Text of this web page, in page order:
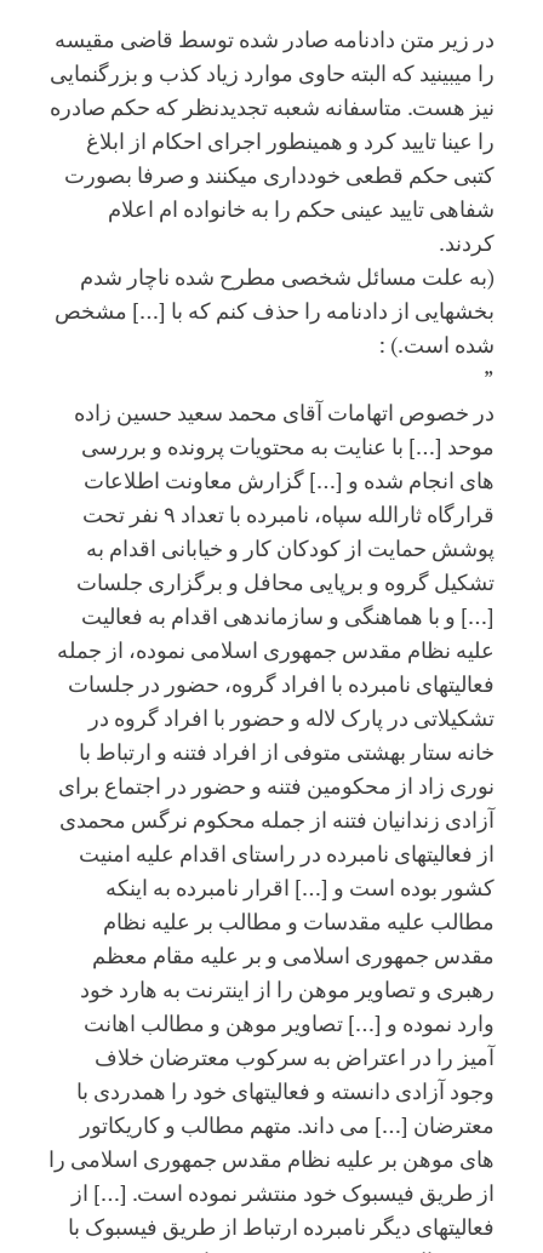
در زیر متن دادنامه صادر شده توسط قاضی مقیسه
را میبینید که البته حاوی موارد زیاد کذب و بزرگنمایی
نیز هست. متاسفانه شعبه تجدیدنظر که حکم صادره
را عینا تایید کرد و همینطور اجرای احکام از ابلاغ
کتبی حکم قطعی خودداری میکنند و صرفا بصورت
شفاهی تایید عینی حکم را به خانواده ام اعلام
کردند.
(به علت مسائل شخصی مطرح شده ناچار شدم
بخشهایی از دادنامه را حذف کنم که با […] مشخص
شده است.) :
”
در خصوص اتهامات آقای محمد سعید حسین زاده
موحد […] با عنایت به محتویات پرونده و بررسی
های انجام شده و […] گزارش معاونت اطلاعات
قرارگاه ثارالله سپاه، نامبرده با تعداد ۹ نفر تحت
پوشش حمایت از کودکان کار و خیابانی اقدام به
تشکیل گروه و برپایی محافل و برگزاری جلسات
[…] و با هماهنگی و سازماندهی اقدام به فعالیت
علیه نظام مقدس جمهوری اسلامی نموده، از جمله
فعالیتهای نامبرده با افراد گروه، حضور در جلسات
تشکیلاتی در پارک لاله و حضور با افراد گروه در
خانه ستار بهشتی متوفی از افراد فتنه و ارتباط با
نوری زاد از محکومین فتنه و حضور در اجتماع برای
آزادی زندانیان فتنه از جمله محکوم نرگس محمدی
از فعالیتهای نامبرده در راستای اقدام علیه امنیت
کشور بوده است و […] اقرار نامبرده به اینکه
مطالب علیه مقدسات و مطالب بر علیه نظام
مقدس جمهوری اسلامی و بر علیه مقام معظم
رهبری و تصاویر موهن را از اینترنت به هارد خود
وارد نموده و […] تصاویر موهن و مطالب اهانت
آمیز را در اعتراض به سرکوب معترضان خلاف
وجود آزادی دانسته و فعالیتهای خود را همدردی با
معترضان […] می داند. متهم مطالب و کاریکاتور
های موهن بر علیه نظام مقدس جمهوری اسلامی را
از طریق فیسبوک خود منتشر نموده است. […] از
فعالیتهای دیگر نامبرده ارتباط از طریق فیسبوک با